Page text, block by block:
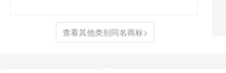
查看其他类别同名商标>